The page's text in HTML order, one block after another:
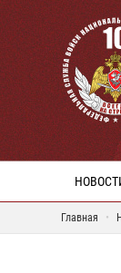
Главная